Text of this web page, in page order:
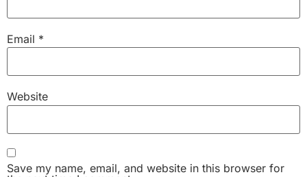
Email *
Website
Save my name, email, and website in this browser for